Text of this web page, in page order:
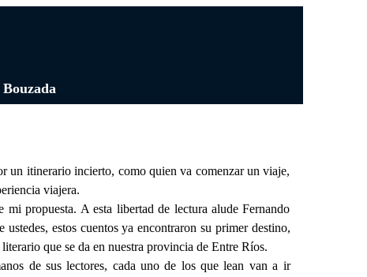
un itinerario incierto, como quien va comenzar un viaje,
viajera.
propuesta. A esta libertad de lectura alude Fernando
ustedes, estos cuentos ya encontraron su primer destino,
que se da en nuestra provincia de Entre Ríos.
de sus lectores, cada uno de los que lean van a ir